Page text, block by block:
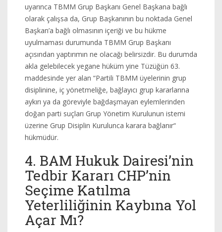
uyarınca TBMM Grup Başkanı Genel Başkana bağlı
olarak çalışsa da, Grup Başkanının bu noktada Genel
Başkan’a bağlı olmasının içeriği ve bu hükme
uyulmaması durumunda TBMM Grup Başkanı
açısından yaptırımın ne olacağı belirsizdir. Bu durumda
akla gelebilecek yegane hüküm yine Tüzüğün 63.
maddesinde yer alan “Partili TBMM üyelerinin grup
disiplinine, iç yönetmeliğe, bağlayıcı grup kararlarına
aykırı ya da göreviyle bağdaşmayan eylemlerinden
doğan parti suçları Grup Yönetim Kurulunun istemi
üzerine Grup Disiplin Kurulunca karara bağlanır“
hükmüdür.
4. BAM Hukuk Dairesi’nin
Tedbir Kararı CHP’nin
Seçime Katılma
Yeterliliğinin Kaybına Yol
Açar Mı?